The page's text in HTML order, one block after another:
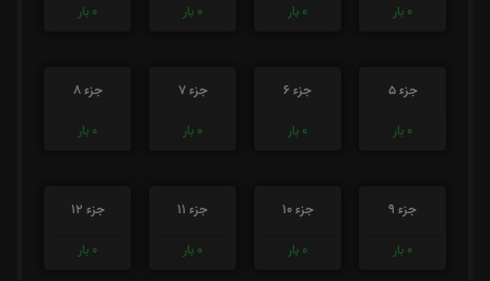
0 بار
0 بار
0 بار
0 بار
جزء 5
0 بار
جزء 6
0 بار
جزء 7
0 بار
جزء 8
0 بار
جزء 9
0 بار
جزء 10
0 بار
جزء 11
0 بار
جزء 12
0 بار